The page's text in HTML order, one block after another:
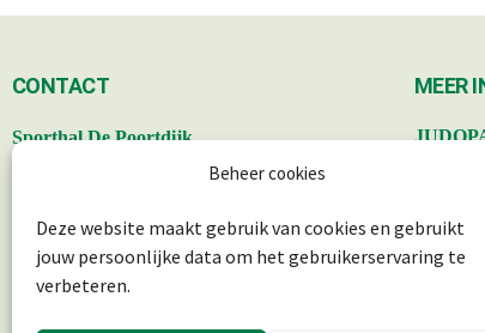
Beheer cookies
Deze website maakt gebruik van cookies en gebruikt
jouw persoonlijke data om het gebruikerservaring te
verbeteren.
CONTACT
Sporthal De Poortdijk,
Poortdijk 34, 3402 BS IJsselstein.
info@judoryurijkse.nl
06-41281739
MEER